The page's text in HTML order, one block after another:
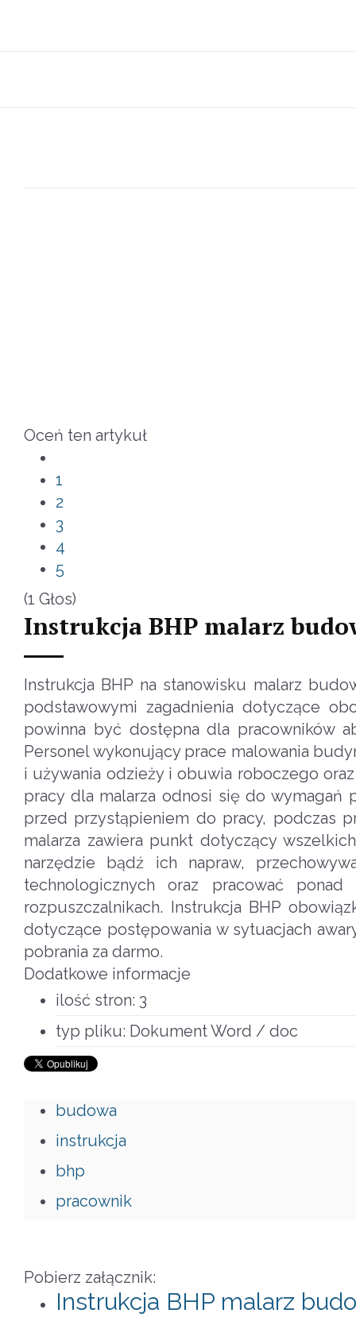
Oceń ten artykuł
1
2
3
4
5
(1 Głos)
Instrukcja BHP malarz
Instrukcja BHP na stanowisku malarz
podstawowymi zagadnienia dotyczące
powinna być dostępna dla pracowników
Personel wykonujący prace malowania
i używania odzieży i obuwia roboczego
pracy dla malarza odnosi się do wymagań
przed przystąpieniem do pracy, podczas
malarza zawiera punkt dotyczący
narzędzie bądź ich napraw,
technologicznych oraz pracować
rozpuszczalnikach. Instrukcja BHP
dotyczące postępowania w sytuacjach
pobrania za darmo.
Dodatkowe informacje
ilość stron: 3
typ pliku: Dokument Word / doc
budowa
instrukcja
bhp
pracownik
Pobierz załącznik:
Instrukcja BHP malarz